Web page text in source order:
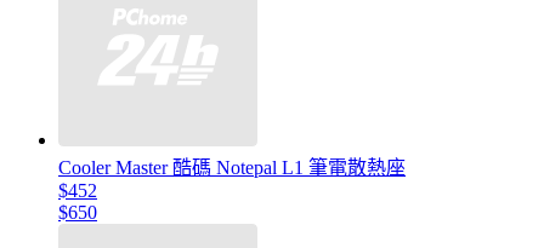
Cooler Master 酷碼 Notepal L1 筆電散熱座
$452
$650